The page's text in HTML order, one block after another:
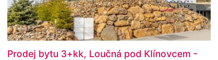
Prodej bytu 3+kk, Loučná pod Klínovcem -